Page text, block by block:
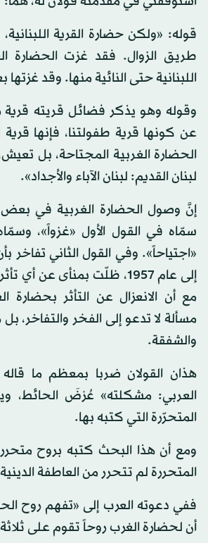
قوله: «ولكن حضارة القرية
طريق الزوال. فقد غزت الحضارة
اللبنانية حتى النائية منها. وقد
وقوله وهو يذكر فضائل قريته
عن كونها قرية طفولتنا، فإنها قرية
الحضارة الغربية المجتاحة، بل
لبنان القديم: لبنان الآباء والأجداد».
إنَّ وصول الحضارة الغربية في بعض
سمّاه في القول الأول «غزواً»،
«اجتياحاً». وفي القول الثاني تفاخر
إلى عام 1957، ظلّت بمنأى عن
مع أن الانعزال عن التأثر بحضارة
مسألة لا تدعو إلى الفخر والتفاخر،
والشفقة.
هذان القولان ضربا بمعظم ما
العربي: مشكلته» عُرْضَ الحائط،
المتحرّرة التي كتبه بها.
ومع أن هذا البحث كتبه بروح
المتحررة لم تتحرر من العاطفة
ففي دعوته العرب إلى «تفهم روح
أن لحضارة الغرب روحاً تقوم على